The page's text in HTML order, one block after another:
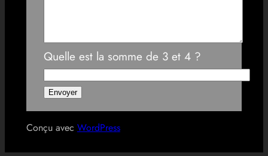
Quelle est la somme de 3 et 4 ?
Conçu avec WordPress